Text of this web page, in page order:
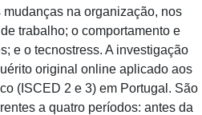
na organização, nos
trabalho; o comportamento e
e o tecnostress. A investigação
original online aplicado aos
(ISCED 2 e 3) em Portugal. São
a quatro períodos: antes da